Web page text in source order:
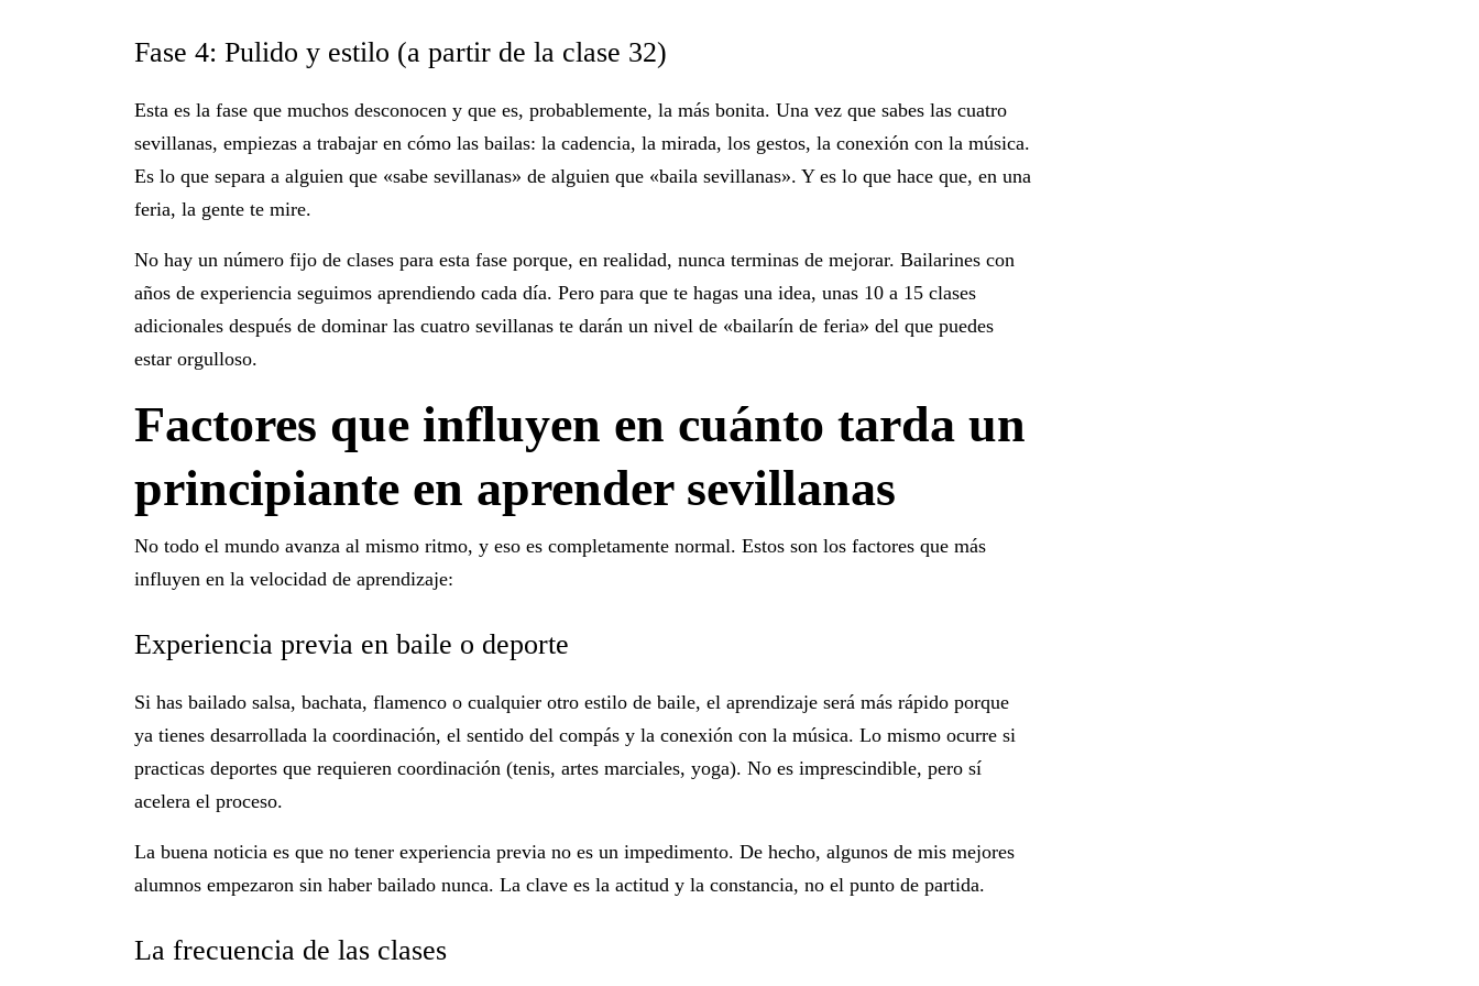
Fase 4: Pulido y estilo (a partir de la clase 32)
Esta es la fase que muchos desconocen y que es, probablemente, la más bonita. Una vez que sabes las cuatro
sevillanas, empiezas a trabajar en cómo las bailas: la cadencia, la mirada, los gestos, la conexión con la música.
Es lo que separa a alguien que «sabe sevillanas» de alguien que «baila sevillanas». Y es lo que hace que, en una
feria, la gente te mire.
No hay un número fijo de clases para esta fase porque, en realidad, nunca terminas de mejorar. Bailarines con
años de experiencia seguimos aprendiendo cada día. Pero para que te hagas una idea, unas 10 a 15 clases
adicionales después de dominar las cuatro sevillanas te darán un nivel de «bailarín de feria» del que puedes
estar orgulloso.
Factores que influyen en cuánto tarda un
principiante en aprender sevillanas
No todo el mundo avanza al mismo ritmo, y eso es completamente normal. Estos son los factores que más
influyen en la velocidad de aprendizaje:
Experiencia previa en baile o deporte
Si has bailado salsa, bachata, flamenco o cualquier otro estilo de baile, el aprendizaje será más rápido porque
ya tienes desarrollada la coordinación, el sentido del compás y la conexión con la música. Lo mismo ocurre si
practicas deportes que requieren coordinación (tenis, artes marciales, yoga). No es imprescindible, pero sí
acelera el proceso.
La buena noticia es que no tener experiencia previa no es un impedimento. De hecho, algunos de mis mejores
alumnos empezaron sin haber bailado nunca. La clave es la actitud y la constancia, no el punto de partida.
La frecuencia de las clases